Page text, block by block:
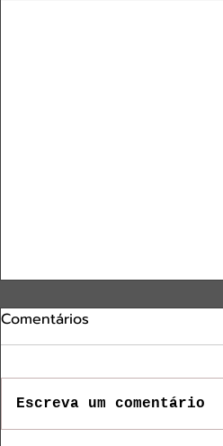
Comentários
Escreva um comentário